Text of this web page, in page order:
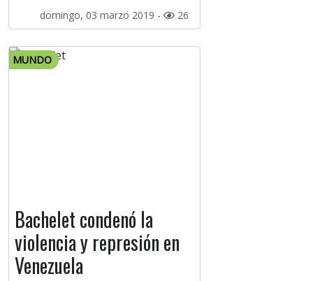
domingo, 03 marzo 2019 - 26
MUNDO
Bachelet condenó la
violencia y represión en
Venezuela